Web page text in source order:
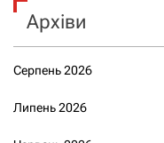
Архіви
Серпень 2026
Липень 2026